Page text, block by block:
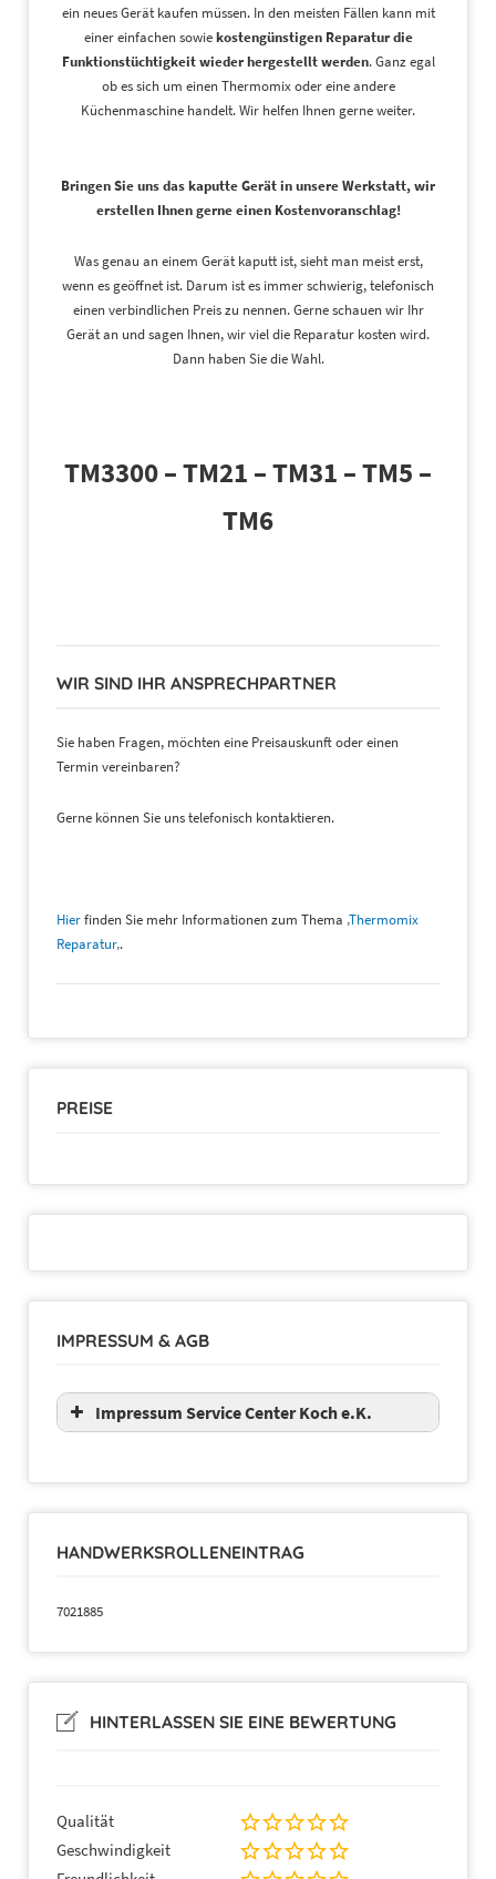
ein neues Gerät kaufen müssen. In den meisten Fällen kann mit
einer einfachen sowiekostengünstigen Reparatur die
Funktionstüchtigkeit wieder hergestellt werden. Ganz egal
ob es sich um einen Thermomix oder eine andere
Küchenmaschine handelt. Wir helfen Ihnen gerne weiter.
Bringen Sie uns das kaputte Gerät in unsere Werkstatt, wir
erstellen Ihnen gerne einen Kostenvoranschlag!
Was genau an einem Gerät kaputt ist, sieht man meist erst,
wenn es geöffnet ist. Darum ist es immer schwierig, telefonisch
einen verbindlichen Preis zu nennen. Gerne schauen wir Ihr
Gerät an und sagen Ihnen, wir viel die Reparatur kosten wird.
Dann haben Sie die Wahl.
TM3300 – TM21 – TM31 – TM5 –
TM6
WIR SIND IHR ANSPRECHPARTNER
Sie haben Fragen, möchten eine Preisauskunft oder einen
Termin vereinbaren?
Gerne können Sie uns telefonisch kontaktieren.
Hierfinden Sie mehr Informationen zum Thema ‚Thermomix
Reparatur‚.
PREISE
IMPRESSUM & AGB
Impressum Service Center Koch e.K.
HANDWERKSROLLENEINTRAG
7021885
HINTERLASSEN SIE EINE BEWERTUNG
Qualität
Geschwindigkeit